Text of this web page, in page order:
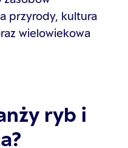
przyrody, kultura
wielowiekowa
ryb i